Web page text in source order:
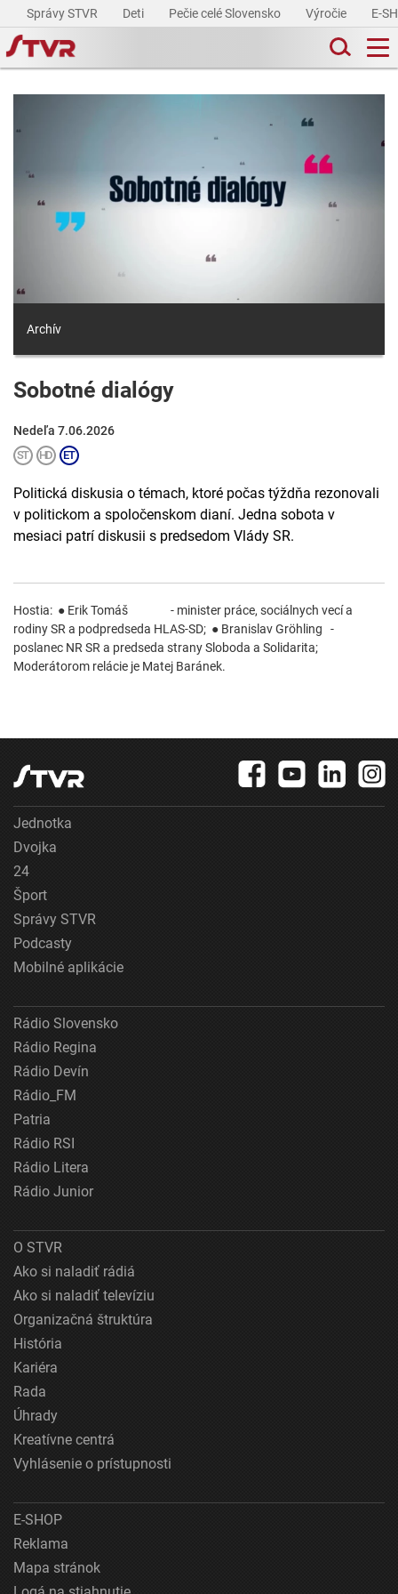
Správy STVR Deti Pečie celé Slovensko Výročie E-
Archív
Sobotné dialógy
Nedeľa 7.06.2026
Politická diskusia o témach, ktoré počas týždňa rezonovali
v politickom a spoločenskom dianí. Jedna sobota v
mesiaci patrí diskusii s predsedom Vlády SR.
Hostia: ● Erik Tomáš - minister práce, sociálnych vecí a
rodiny SR a podpredseda HLAS-SD; ● Branislav Gröhling -
poslanec NR SR a predseda strany Sloboda a Solidarita;
Moderátorom relácie je Matej Baránek.
Jednotka
Dvojka
24
Šport
Správy STVR
Podcasty
Mobilné aplikácie
Rádio Slovensko
Rádio Regina
Rádio Devín
Rádio_FM
Patria
Rádio RSI
Rádio Litera
Rádio Junior
O STVR
Ako si naladiť rádiá
Ako si naladiť televíziu
Organizačná štruktúra
História
Kariéra
Rada
Úhrady
Kreatívne centrá
Vyhlásenie o prístupnosti
E-SHOP
Reklama
Mapa stránok